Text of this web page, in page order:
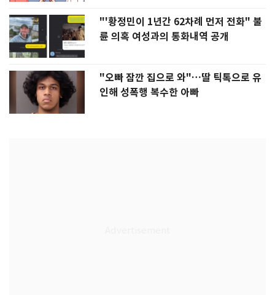
"'황정민이 1년간 62차례 먼저 전화" 불
륜 의혹 여성과의 통화내역 공개
"오빠 잠깐 집으로 와"…딸 틱톡으로 유
인해 성폭행 복수한 아빠